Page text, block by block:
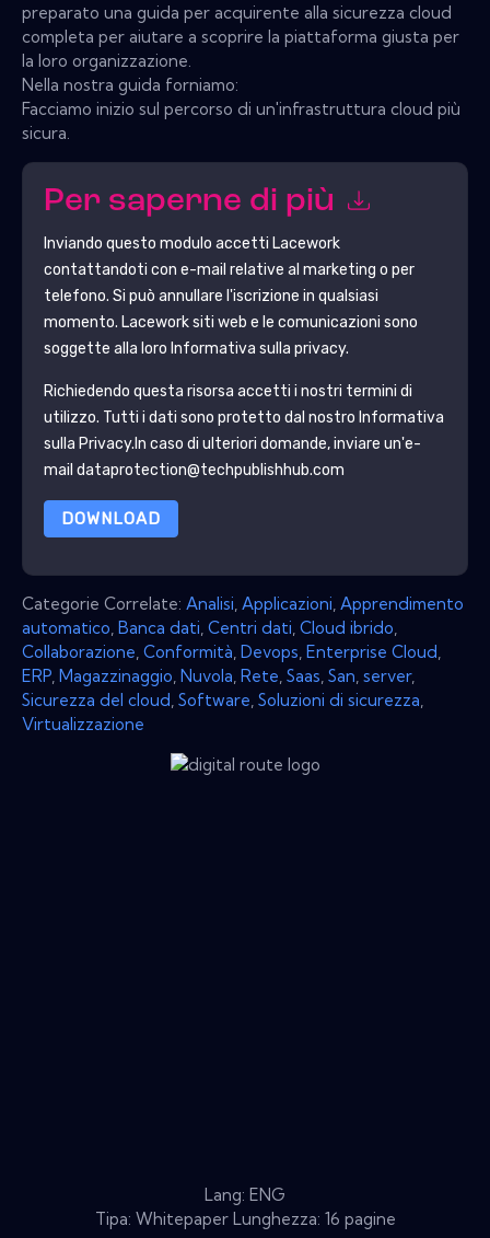
preparato una guida per acquirente alla sicurezza cloud
completa per aiutare a scoprire la piattaforma giusta per
la loro organizzazione.
Nella nostra guida forniamo:
Facciamo inizio sul percorso di un'infrastruttura cloud più
sicura.
Per saperne di più
Inviando questo modulo accetti Lacework
contattandoti con e-mail relative al marketing o per
telefono. Si può annullare l'iscrizione in qualsiasi
momento. Laceworksiti web e le comunicazioni sono
soggette alla loro Informativa sulla privacy.
Richiedendo questa risorsa accetti i nostri termini di
utilizzo. Tutti i dati sono protetto dal nostro Informativa
sulla Privacy.In caso di ulteriori domande, inviare un'e-
mail dataprotection@techpublishhub.com
DOWNLOAD
Categorie Correlate: Analisi Applicazioni Apprendimento
automatico Banca dati Centri dati Cloud ibrido
Collaborazione Conformità Devops Enterprise Cloud
ERP Magazzinaggio Nuvola Rete Saas San server,
Sicurezza del cloud Software Soluzioni di sicurezza
Virtualizzazione
Lang: ENG
Tipa: Whitepaper Lunghezza: 16 pagine